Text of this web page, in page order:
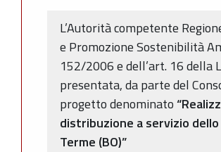
L’Autorità competente
e Promozione Sostenibilità
152/2006 e dell’art. 16
presentata, da parte del
progetto denominato
distribuzione a servizio
Terme (BO)”